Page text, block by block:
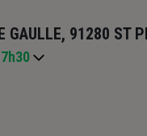
GAULLE, 91280 ST
– 13h / 14h – 17h30